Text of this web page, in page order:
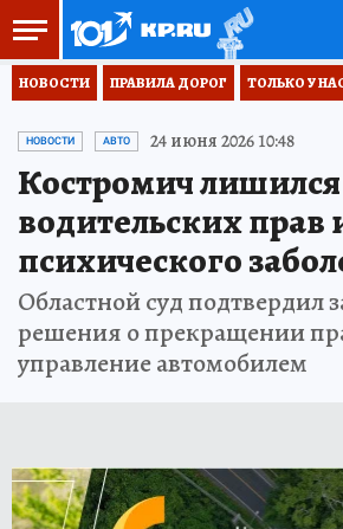
НОВОСТИ ПРАВИЛА ДОРОГ ТОЛЬКО У
НОВОСТИ АВТО 24 июня 2026 10:48
Костромич лишился
водительских прав
психического
Областной суд подтвердил
решения о прекращении
управление автомобилем